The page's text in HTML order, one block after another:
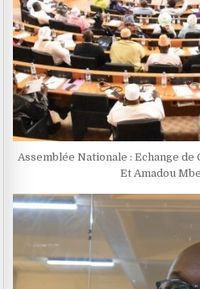
Assemblée Nationale : Echange
Et Amadou